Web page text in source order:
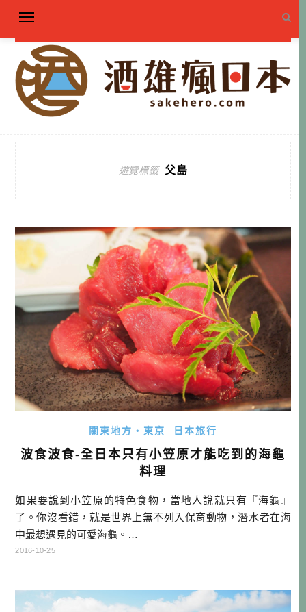
遊覽標籤 父島
關東地方・東京 日本旅行
波食波食-全日本只有小笠原才能吃到的海龜
料理
如果要說到小笠原的特色食物，當地人說就只有『海龜』
了。你沒看錯，就是世界上無不列入保育動物，潛水者在海
中最想遇見的可愛海龜。…
2016-10-25